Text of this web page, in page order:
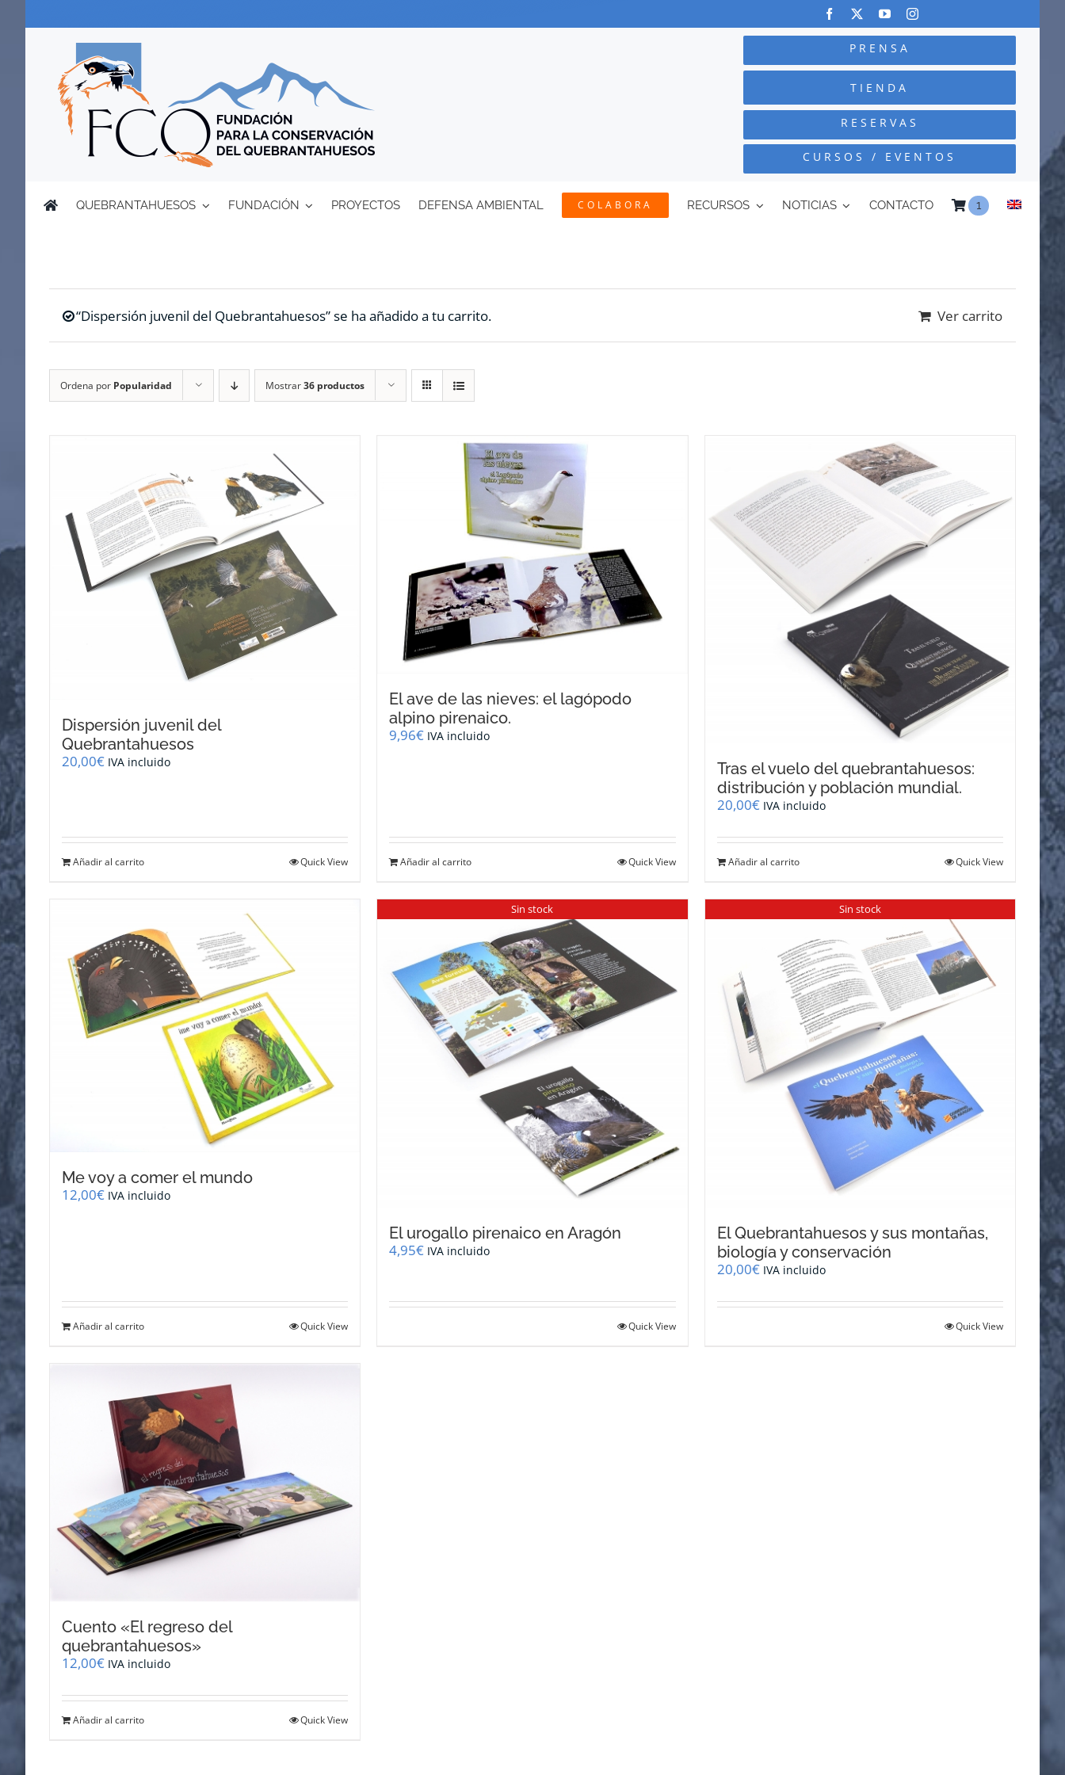
PRENSA
TIENDA
RESERVAS
CURSOS / EVENTOS
QUEBRANTAHUESOS FUNDACIÓN PROYECTOS DEFENSA AMBIENTAL COLABORA RECURSOS NOTICIAS CONTACTO 1
“Dispersión juvenil del Quebrantahuesos” se ha añadido a tu carrito. Ver carrito
Ordena por Popularidad Mostrar36 productos
Dispersión juvenil del
Quebrantahuesos
20,00€ IVA incluido
Añadir al carrito Quick View
El ave de las nieves: el lagópodo
alpino pirenaico.
9,96€ IVA incluido
Añadir al carrito Quick View
Tras el vuelo del quebrantahuesos:
distribución y población mundial.
20,00€ IVA incluido
Añadir al carrito Quick View
Me voy a comer el mundo
12,00€ IVA incluido
Añadir al carrito Quick View
Sin stock
El urogallo pirenaico en Aragón
4,95€ IVA incluido
Quick View
Sin stock
El Quebrantahuesos y sus montañas,
biología y conservación
20,00€ IVA incluido
Quick View
Cuento «El regreso del
quebrantahuesos»
12,00€ IVA incluido
Añadir al carrito Quick View